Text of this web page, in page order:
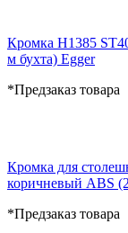
Кромка H1385
м бухта) Egger
*Предзаказ товара
Кромка для
коричневый ABS
*Предзаказ товара